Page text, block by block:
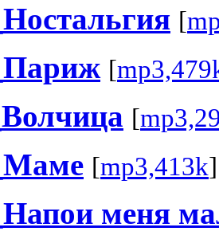
[
[
[
[mp3,413k
меня